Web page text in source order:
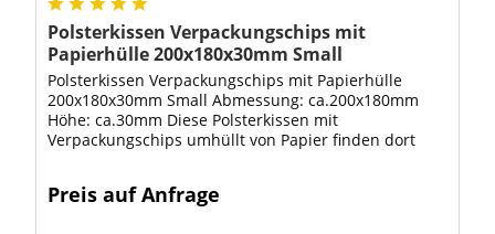
Polsterkissen Verpackungschips mit
Papierhülle 200x180x30mm Small
Polsterkissen Verpackungschips mit Papierhülle
200x180x30mm Small Abmessung: ca.200x180mm
Höhe: ca.30mm Diese Polsterkissen mit
Verpackungschips umhüllt von Papier finden dort
Preis auf Anfrage